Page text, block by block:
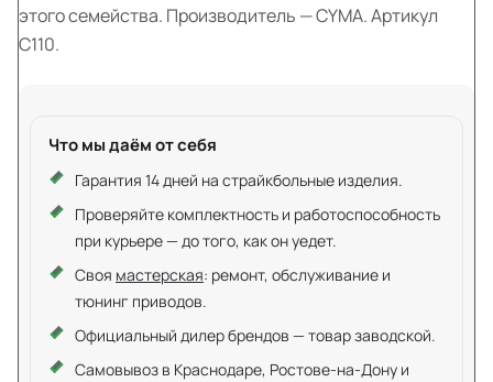
этого семейства. Производитель — CYMA. Артикул
C110.
Что мы даём от себя
Гарантия 14 дней на страйкбольные изделия.
Проверяйте комплектность и работоспособность
при курьере — до того, как он уедет.
Своя мастерская: ремонт, обслуживание и
тюнинг приводов.
Официальный дилер брендов — товар заводской.
Самовывоз в Краснодаре, Ростове-на-Дону и